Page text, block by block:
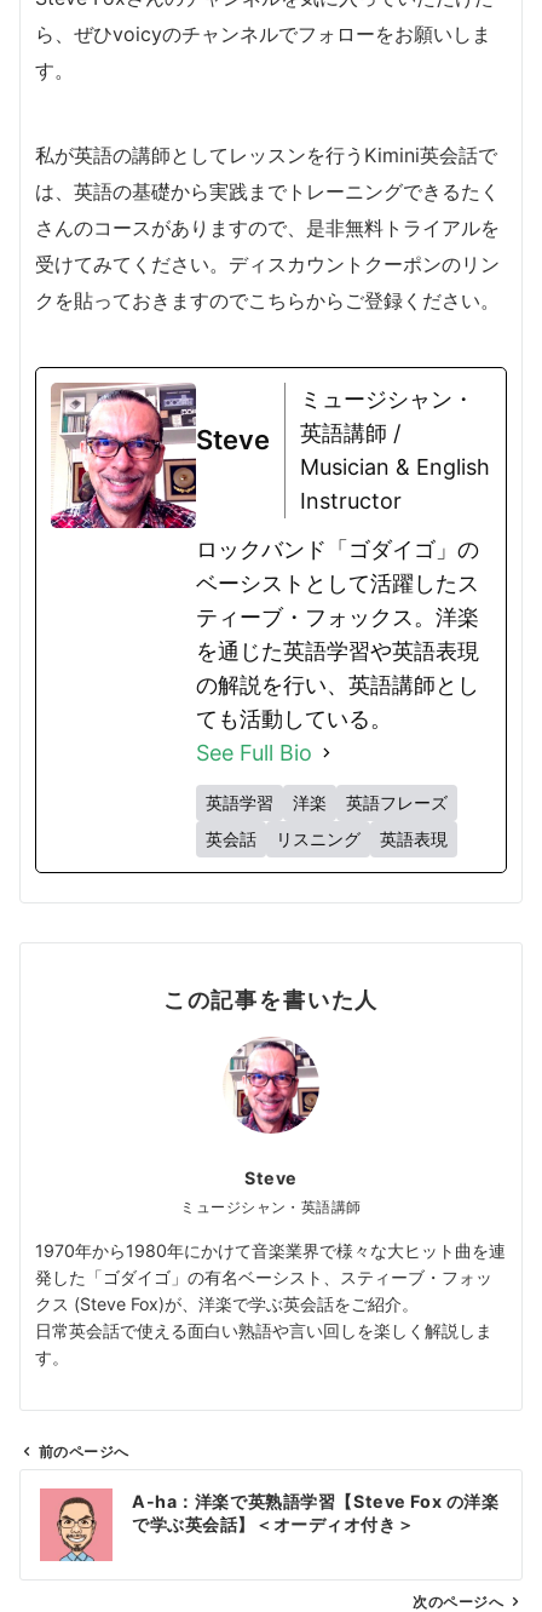
ら、ぜひvoicyのチャンネルでフォローをお願いしま
す。
私が英語の講師としてレッスンを行うKimini英会話で
は、英語の基礎から実践までトレーニングできるたく
さんのコースがありますので、是非無料トライアルを
受けてみてください。ディスカウントクーポンのリン
クを貼っておきますのでこちらからご登録ください。
Steve
ミュージシャン・
英語講師 /
Musician & English
Instructor
ロックバンド「ゴダイゴ」の
ベーシストとして活躍したス
ティーブ・フォックス。洋楽
を通じた英語学習や英語表現
の解説を行い、英語講師とし
ても活動している。
See Full Bio
英語学習 洋楽
英語フレーズ
英会話
リスニング 英語表現
この記事を書いた人
Steve
ミュージシャン・英語講師
1970年から1980年にかけて音楽業界で様々な大ヒット曲を連
発した「ゴダイゴ」の有名ベーシスト、スティーブ・フォッ
クス (Steve Fox)が、洋楽で学ぶ英会話をご紹介。
日常英会話で使える面白い熟語や言い回しを楽しく解説しま
す。
前のページへ
A-ha：洋楽で英熟語学習【Steve Fox の洋楽
で学ぶ英会話】＜オーディオ付き＞
次のページへ